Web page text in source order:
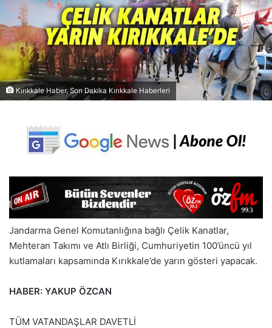
Kırıkkale Haber, Son Dakika Kırıkkale Haberleri
Jandarma Genel Komutanlığına bağlı Çelik Kanatlar,
Mehteran Takımı ve Atlı Birliği, Cumhuriyetin 100’üncü yıl
kutlamaları kapsamında Kırıkkale’de yarın gösteri yapacak.
HABER: YAKUP ÖZCAN
TÜM VATANDAŞLAR DAVETLİ